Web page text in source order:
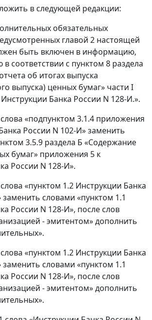
в следующей редакции:
обязательных
главой 2 настоящей
быть включен в информацию,
соответствии с пунктом 8 раздела
об итогах выпуска
выпуска) ценных бумаг» части I
Банка России N 128-И.».
слова «подпунктом 3.1.4 приложения
России N 102-И» заменить
3.5.9 раздела Б «Содержание
бумаг» приложения 5 к
России N 128-И».
«пунктом 1.2 Инструкции Банка
заменить словами «пунктом 1.1
России N 128-И», после слов
- эмитентом» дополнить
«пунктом 1.2 Инструкции Банка
заменить словами «пунктом 1.1
России N 128-И», после слов
- эмитентом» дополнить